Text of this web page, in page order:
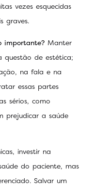
vezes esquecidas
graves.
importante? Manter
questão de estética;
na fala e na
essas partes
sérios, como
prejudicar a saúde
investir na
do paciente, mas
Salvar um